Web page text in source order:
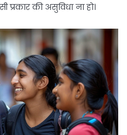
की असुविधा ना हो।